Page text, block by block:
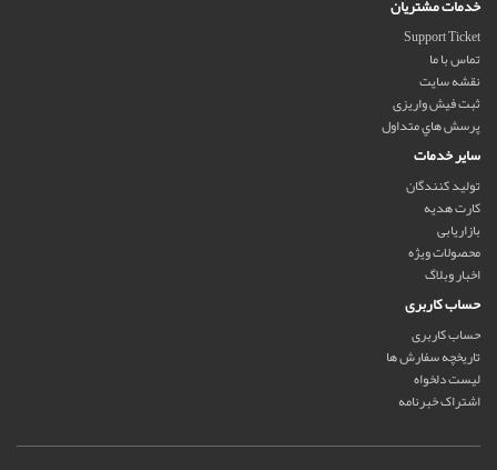
خدمات مشتریان
Support Ticket
تماس با ما
نقشه سایت
ثبت فیش واریزی
پرسش هاي متداول
سایر خدمات
تولید کنندگان
کارت هدیه
بازاریابی
محصولات ویژه
اخبار وبلاگ
حساب کاربری
حساب کاربری
تاریخچه سفارش ها
لیست دلخواه
اشتراک خبرنامه